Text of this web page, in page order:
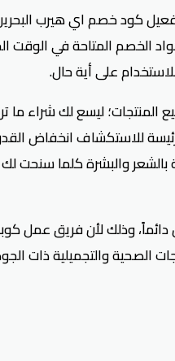
المنتجات العضوية والطبيعية والفيتامينات
الخصم المتاحة في الوقت
المنتجات؛ ليسع لك شراء
والبشرة كلما سنحت
وذلك لأن فريق عمل